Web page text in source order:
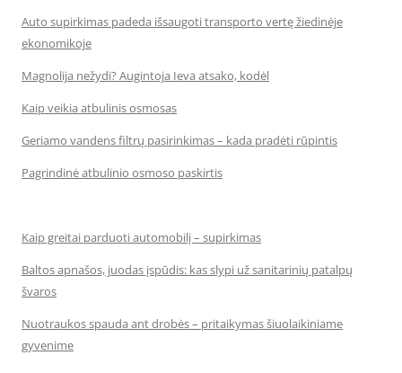
Auto supirkimas padeda išsaugoti transporto vertę žiedinėje
ekonomikoje
Magnolija nežydi? Augintoja Ieva atsako, kodėl
Kaip veikia atbulinis osmosas
Geriamo vandens filtrų pasirinkimas – kada pradėti rūpintis
Pagrindinė atbulinio osmoso paskirtis
Kaip greitai parduoti automobilį – supirkimas
Baltos apnašos, juodas įspūdis: kas slypi už sanitarinių patalpų
švaros
Nuotraukos spauda ant drobės – pritaikymas šiuolaikiniame
gyvenime